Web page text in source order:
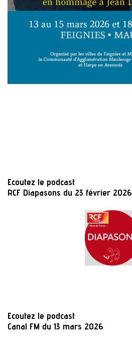
Ecoutez le podcast
RCF Diapasons du 23 février 2026
Ecoutez le podcast
Canal FM du 13 mars 2026